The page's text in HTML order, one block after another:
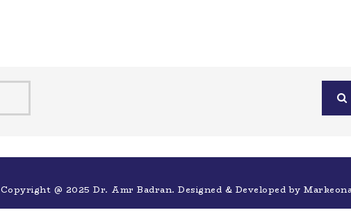
Copyright @ 2025 Dr. Amr Badran. Designed & Developed by